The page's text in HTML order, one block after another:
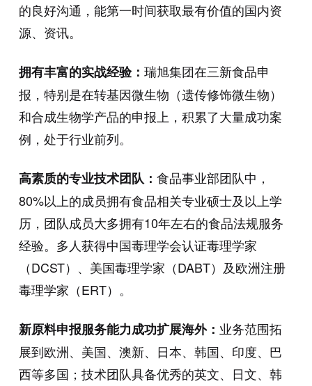
的良好沟通，能第一时间获取最有价值的国内资
源、资讯。
拥有丰富的实战经验： 瑞旭集团在三新食品申
报，特别是在转基因微生物（遗传修饰微生物）
和合成生物学产品的申报上，积累了大量成功案
例，处于行业前列。
高素质的专业技术团队： 食品事业部团队中，
80%以上的成员拥有食品相关专业硕士及以上学
历，团队成员大多拥有10年左右的食品法规服务
经验。多人获得中国毒理学会认证毒理学家
（DCST）、美国毒理学家（DABT）及欧洲注册
毒理学家（ERT）。
新原料申报服务能力成功扩展海外： 业务范围拓
展到欧洲、美国、澳新、日本、韩国、印度、巴
西等多国；技术团队具备优秀的英文、日文、韩